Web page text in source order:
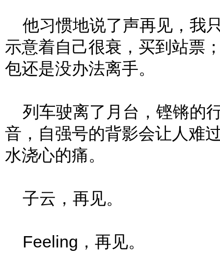
他习惯地说了声再见，我
示意着自己很衰，买到站票
包还是没办法离手。
列车驶离了月台，铿锵的
音，自强号的背影会让人难
水浇心的痛。
子云，再见。
Feeling，再见。